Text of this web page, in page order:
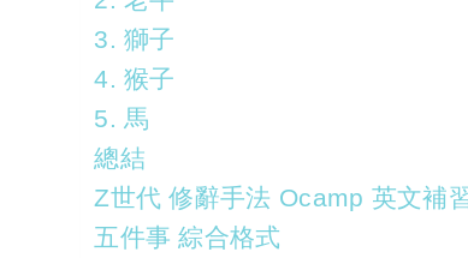
3. 獅子
4. 猴子
5. 馬
總結
Z世代 修辭手法 Ocamp 英文補
五件事 綜合格式